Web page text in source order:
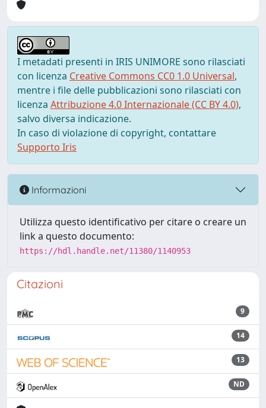
I metadati presenti in IRIS UNIMORE sono rilasciati
con licenza Creative Commons CC0 1.0 Universal,
mentre i file delle pubblicazioni sono rilasciati con
licenza Attribuzione 4.0 Internazionale (CC BY 4.0),
salvo diversa indicazione.
In caso di violazione di copyright, contattare
Supporto Iris
Informazioni
Utilizza questo identificativo per citare o creare un
link a questo documento:
https://hdl.handle.net/11380/1140953
Citazioni
9
14
13
ND